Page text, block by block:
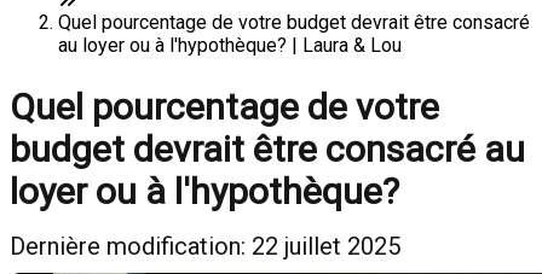
Quel pourcentage de votre budget devrait être consacré
au loyer ou à l'hypothèque? | Laura & Lou
Quel pourcentage de votre
budget devrait être consacré au
loyer ou à l'hypothèque?
Dernière modification: 22 juillet 2025